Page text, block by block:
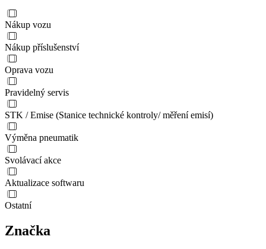
Nákup vozu
Nákup příslušenství
Oprava vozu
Pravidelný servis
STK / Emise (Stanice technické kontroly/ měření emisí)
Výměna pneumatik
Svolávací akce
Aktualizace softwaru
Ostatní
Značka